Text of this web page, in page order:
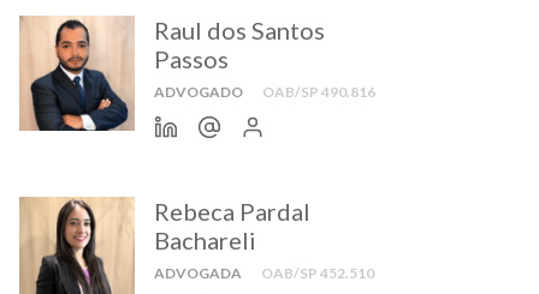
Raul dos Santos
Passos
ADVOGADO OAB/SP 490.816
Rebeca Pardal
Bachareli
ADVOGADA OAB/SP 452.510